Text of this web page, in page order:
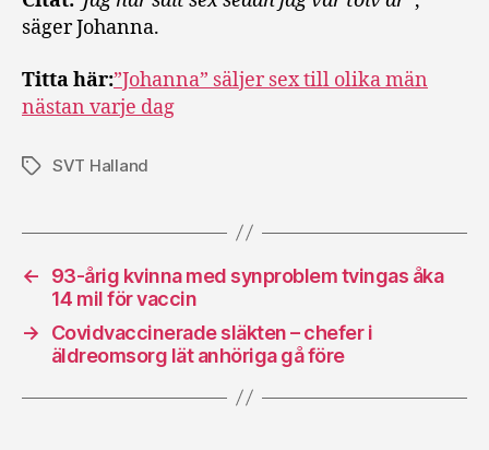
säger Johanna.
Titta här:”Johanna” säljer sex till olika män
nästan varje dag
EtiketterSVT Halland
←
93-årig kvinna med synproblem tvingas åka
14 mil för vaccin
→
Covidvaccinerade släkten – chefer i
äldreomsorg lät anhöriga gå före